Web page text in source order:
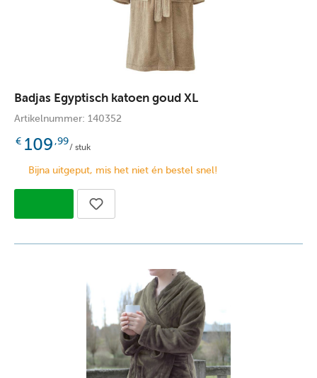
Badjas Egyptisch katoen goud XL
Artikelnummer: 140352
€ 109 ,99
/ stuk
Bijna uitgeput, mis het niet én bestel snel!